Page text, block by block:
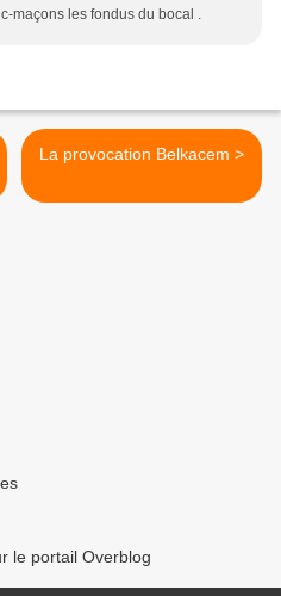
maçons les fondus du bocal .
La provocation Belkacem >
le portail Overblog